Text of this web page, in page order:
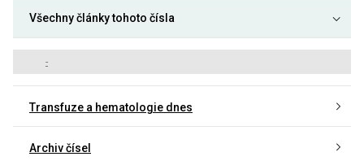
Všechny články tohoto čísla
-
Transfuze a hematologie dnes
Archiv čísel